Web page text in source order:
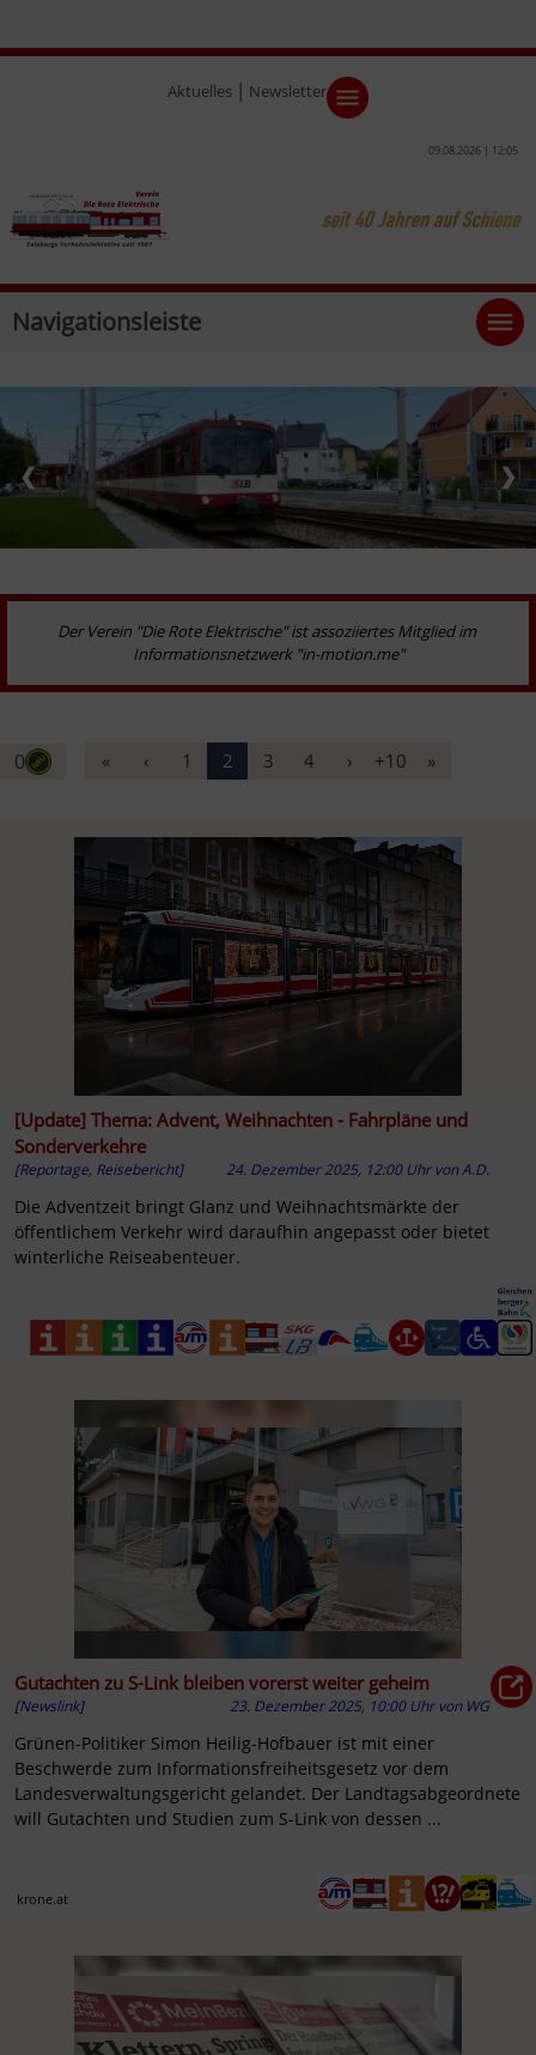
Aktuelles | Newsletter
09.08.2026 | 12:05
Navigationsleiste
❮ ❯
Der Verein "Die Rote Elektrische" ist assoziiertes Mitglied im
Informationsnetzwerk "in-motion.me"
0 « ‹ 1 2 3 4 › +10 »
[Update] Thema: Advent, Weihnachten - Fahrpläne und
Sonderverkehre
[Reportage, Reisebericht] 24. Dezember 2025, 12:00 Uhr vonA.D.
Die Adventzeit bringt Glanz und Weihnachtsmärkte der
öffentlichem Verkehr wird daraufhin angepasst oder bietet
winterliche Reiseabenteuer.
Gutachten zu S-Link bleiben vorerst weiter geheim
[Newslink] 23. Dezember 2025, 10:00 Uhr von WG
Grünen-Politiker Simon Heilig-Hofbauer ist mit einer
Beschwerde zum Informationsfreiheitsgesetz vor dem
Landesverwaltungsgericht gelandet. Der Landtagsabgeordnete
will Gutachten und Studien zum S-Link von dessen ...
krone.at